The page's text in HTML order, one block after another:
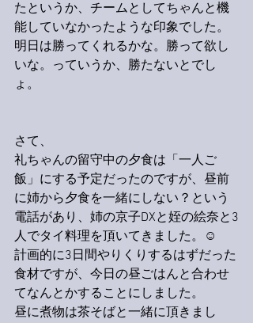
たというか、チームとしてちゃんと機
能していなかったような印象でした。
明日は勝ってくれるかな。勝って欲し
いな。っていうか、勝たないとでし
ょ。
さて、
礼ちゃんの留守中の夕食は「一人ご
飯」にする予定だったのですが、昼前
に姉から夕食を一緒にしない？という
電話があり、姉の京子DXと姪の絵奈と3
人でタイ料理を頂いてきました。☺️
計画的に3日間やりくりするはずだった
食材ですが、今日の昼ごはんと合わせ
てなんとかすることにしました。
昼に煮物は茶そばと一緒に頂きまし